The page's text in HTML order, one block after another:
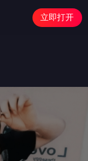
立即打开